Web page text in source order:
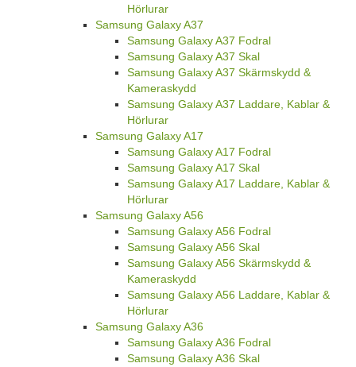
Hörlurar
Samsung Galaxy A37
Samsung Galaxy A37 Fodral
Samsung Galaxy A37 Skal
Samsung Galaxy A37 Skärmskydd &
Kameraskydd
Samsung Galaxy A37 Laddare, Kablar &
Hörlurar
Samsung Galaxy A17
Samsung Galaxy A17 Fodral
Samsung Galaxy A17 Skal
Samsung Galaxy A17 Laddare, Kablar &
Hörlurar
Samsung Galaxy A56
Samsung Galaxy A56 Fodral
Samsung Galaxy A56 Skal
Samsung Galaxy A56 Skärmskydd &
Kameraskydd
Samsung Galaxy A56 Laddare, Kablar &
Hörlurar
Samsung Galaxy A36
Samsung Galaxy A36 Fodral
Samsung Galaxy A36 Skal